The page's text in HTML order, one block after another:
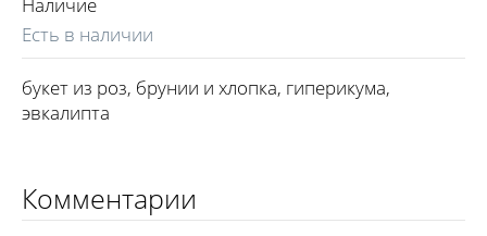
Есть в наличии
букет из роз, брунии и хлопка, гиперикума,
эвкалипта
Комментарии